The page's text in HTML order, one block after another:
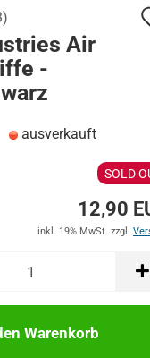
)
Air
-
ausverkauft
SOLD
12,90
inkl. 19% MwSt. zzgl.
Warenkorb